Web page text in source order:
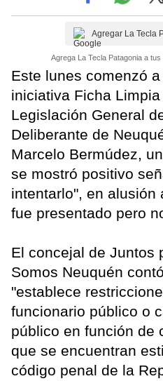
Agregar La Tecla
Agrega La Tecla Patagonia a
Este lunes comenzó
iniciativa Ficha
Legislación General
Deliberante de
Marcelo Bermúdez,
se mostró positivo
intentarlo", en alusión
fue presentado pero
El concejal de Juntos
Somos Neuquén
"establece
funcionario público o
público en función de
que se encuentran
código penal de la